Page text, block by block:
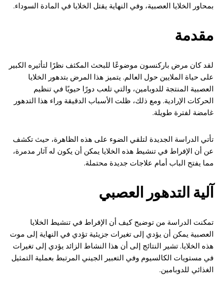
بمحاور الخلايا العصبية، وفي النهاية يقتل الخلايا في المادة السوداء.
مقدمة
لقد كان مرض باركنسون موضوعًا للبحث المكثف نظرًا لتأثيره الكبير
على حياة الملايين حول العالم. يتميز هذا المرض بتدهور الخلايا
العصبية المنتجة للدوبامين، والتي تلعب دورًا حيويًا في تنظيم
الحركات الإرادية. ومع ذلك، ظلت الأسباب الدقيقة وراء هذا التدهور
غامضة لفترة طويلة.
تأتي الدراسة الجديدة لتلقي الضوء على هذه الظاهرة، حيث تكشف
عن أن الإفراط في تنشيط هذه الخلايا يمكن أن يكون له آثار مدمرة،
مما يفتح الباب أمام علاجات جديدة محتملة.
آلية التدهور العصبي
تمكنت الدراسة من توضيح كيف أن الإفراط في تنشيط الخلايا
العصبية يمكن أن يؤدي إلى تغيرات جزيئية تؤدي في النهاية إلى موت
هذه الخلايا. تشير النتائج إلى أن هذا النشاط الزائد يؤدي إلى تغيرات
في مستويات الكالسيوم وفي التعبير الجيني المرتبط بعملية التمثيل
الغذائي للدوبامين.